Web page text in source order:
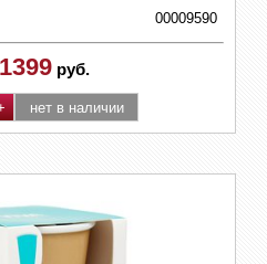
00009590
1399 руб.